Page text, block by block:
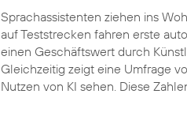
Sprachassistenten ziehen ins
auf Teststrecken fahren erste
einen Geschäftswert durch
Gleichzeitig zeigt eine Umfrage
Nutzen von KI sehen. Diese